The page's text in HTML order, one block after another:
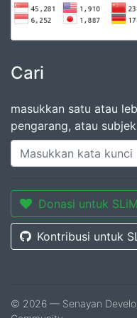
Cari
masukkan satu atau
pengarang, atau subjek
Donasi untuk
Kontribusi untuk
© 2026 — Senayan